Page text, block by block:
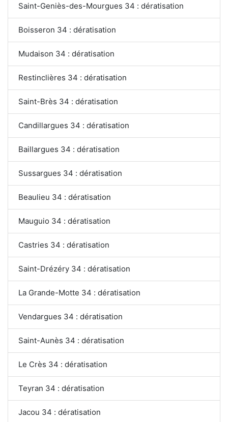
Saint-Geniès-des-Mourgues 34 : dératisation
Boisseron 34 : dératisation
Mudaison 34 : dératisation
Restinclières 34 : dératisation
Saint-Brès 34 : dératisation
Candillargues 34 : dératisation
Baillargues 34 : dératisation
Sussargues 34 : dératisation
Beaulieu 34 : dératisation
Mauguio 34 : dératisation
Castries 34 : dératisation
Saint-Drézéry 34 : dératisation
La Grande-Motte 34 : dératisation
Vendargues 34 : dératisation
Saint-Aunès 34 : dératisation
Le Crès 34 : dératisation
Teyran 34 : dératisation
Jacou 34 : dératisation